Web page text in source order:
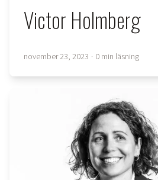
Victor Holmberg
november 23, 2023 · 0 min läsning